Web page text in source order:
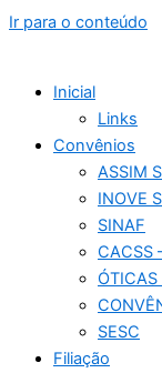
Ir para o conteúdo
Inicial
Links
Convênios
ASSIM
INOVE
SINAF
CACSS
ÓTICAS
SESC
Filiação